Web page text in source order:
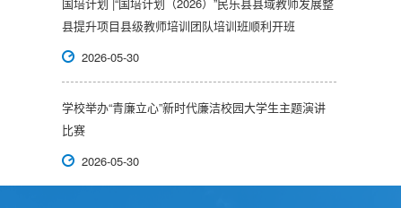
县提升项目县级教师培训团队培训班顺利开班
2026-05-30
学校举办“青廉立心”新时代廉洁校园大学生主题演讲
比赛
2026-05-30